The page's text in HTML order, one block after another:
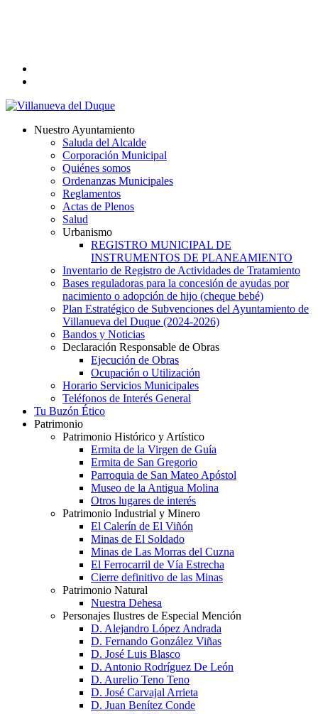
search
Menu
Nuestro Ayuntamiento
Saluda del Alcalde
Corporación Municipal
Quiénes somos
Ordenanzas Municipales
Reglamentos
Actas de Plenos
Salud
Urbanismo
REGISTRO MUNICIPAL DE
INSTRUMENTOS DE PLANEAMIENTO
Inventario de Registro de Actividades de Tratamiento
Bases reguladoras para la concesión de ayudas por
nacimiento o adopción de hijo (cheque bebé)
Plan Estratégico de Subvenciones del Ayuntamiento de
Villanueva del Duque (2024-2026)
Bandos y Noticias
Declaración Responsable de Obras
Ejecución de Obras
Ocupación o Utilización
Horario Servicios Municipales
Teléfonos de Interés General
Tu Buzón Ético
Patrimonio
Patrimonio Histórico y Artístico
Ermita de la Virgen de Guía
Ermita de San Gregorio
Parroquia de San Mateo Apóstol
Museo de la Antigua Molina
Otros lugares de interés
Patrimonio Industrial y Minero
El Calerín de El Viñón
Minas de El Soldado
Minas de Las Morras del Cuzna
El Ferrocarril de Vía Estrecha
Cierre definitivo de las Minas
Patrimonio Natural
Nuestra Dehesa
Personajes Ilustres de Especial Mención
D. Alejandro López Andrada
D. Fernando González Viñas
D. José Luis Blasco
D. Antonio Rodríguez De León
D. Aurelio Teno Teno
D. José Carvajal Arrieta
D. Juan Benítez Conde